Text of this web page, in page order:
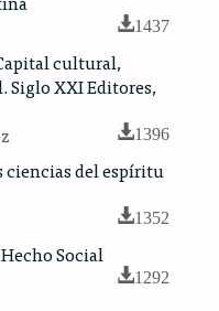
1437
cultural,
Siglo XXI Editores,
1396
ciencias del espíritu
1352
Social
1292